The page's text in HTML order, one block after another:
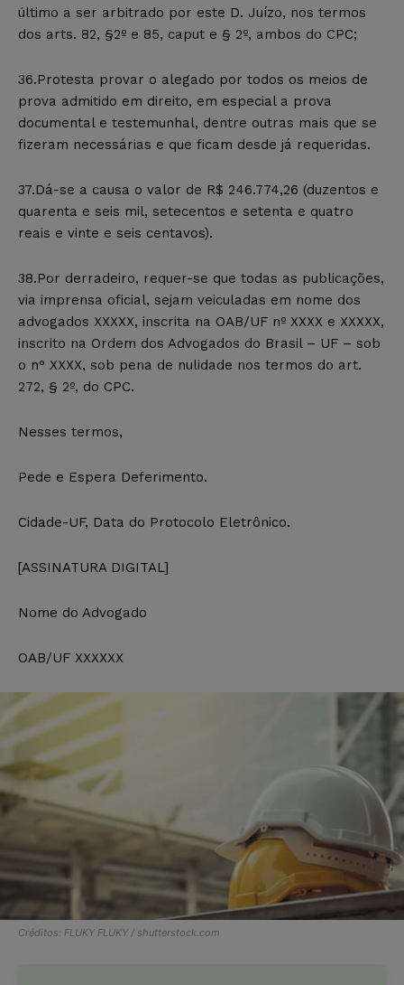
último a ser arbitrado por este D. Juízo, nos termos
dos arts. 82, §2º e 85, caput e § 2º, ambos do CPC;
36.Protesta provar o alegado por todos os meios de
prova admitido em direito, em especial a prova
documental e testemunhal, dentre outras mais que se
fizeram necessárias e que ficam desde já requeridas.
37.Dá-se a causa o valor de R$ 246.774,26 (duzentos e
quarenta e seis mil, setecentos e setenta e quatro
reais e vinte e seis centavos).
38.Por derradeiro, requer-se que todas as publicações,
via imprensa oficial, sejam veiculadas em nome dos
advogados XXXXX, inscrita na OAB/UF nº XXXX e XXXXX,
inscrito na Ordem dos Advogados do Brasil – UF – sob
o n° XXXX, sob pena de nulidade nos termos do art.
272, § 2º, do CPC.
Nesses termos,
Pede e Espera Deferimento.
Cidade-UF, Data do Protocolo Eletrônico.
[ASSINATURA DIGITAL]
Nome do Advogado
OAB/UF XXXXXX
Créditos: FLUKY FLUKY / shutterstock.com